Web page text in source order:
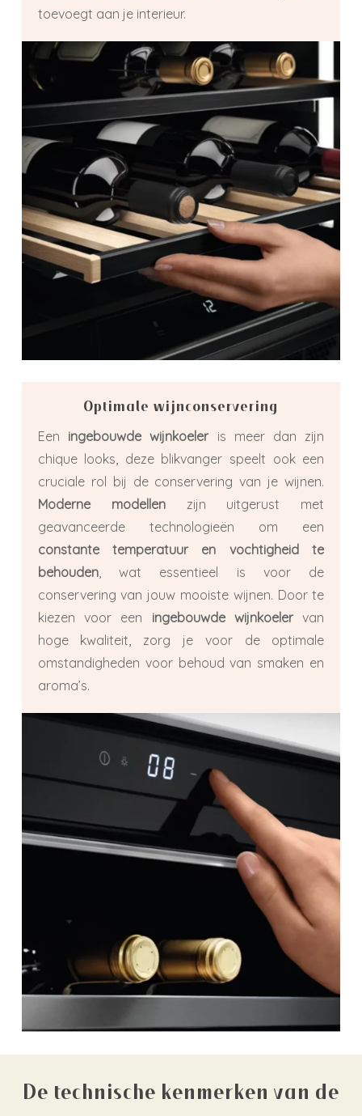
toevoegt aan je interieur.
Optimale wijnconservering
Een ingebouwde wijnkoeleris meer dan zijn
chique looks, deze blikvanger speelt ook een
cruciale rol bij de conservering van je wijnen.
Moderne modellenzijn uitgerust met
geavanceerde technologieën om een
constante temperatuur en vochtigheid te
behouden, wat essentieel is voor de
conservering van jouw mooiste wijnen. Door te
kiezen voor een ingebouwde wijnkoelervan
hoge kwaliteit, zorg je voor de optimale
omstandigheden voor behoud van smaken en
aroma’s.
De technische kenmerken van de